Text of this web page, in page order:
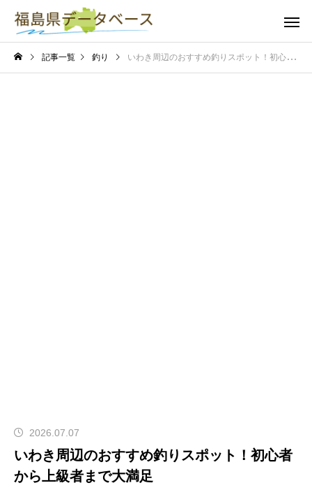
記事一覧 釣り いわき周辺のおすすめ釣りスポット！初心者から上級者まで大満足
2026.07.07
いわき周辺のおすすめ釣りスポット！初心者
から上級者まで大満足